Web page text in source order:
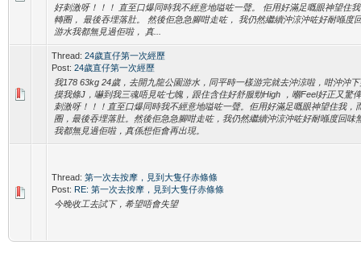
好刺激呀！！！ 直至口爆同時我不經意地嗌咗一聲。 佢用好滿足嘅眼神望住
轉圈， 最後吞埋落肚。 然後佢急急腳咁走咗， 我仍然繼續沖涼沖咗好耐喺度
游水我都無見過佢啦， 真...
Thread: 24歲直仔第一次經歷
Post: 24歲直仔第一次經歷
我178 63kg 24歲，去開九龍公園游水，同平時一樣游完就去沖涼啦，咁沖沖
摸我條J，嚇到我三魂唔見咗七魄，跟住含住好舒服勁High ，嗰Feel好正又驚
刺激呀！！！直至口爆同時我不經意地嗌咗一聲。佢用好滿足嘅眼神望住我，
圈，最後吞埋落肚。然後佢急急腳咁走咗，我仍然繼續沖涼沖咗好耐喺度回味
我都無見過佢啦，真係想佢會再出現。
Thread: 第一次去按摩，見到大隻仔赤條條
Post: RE: 第一次去按摩，見到大隻仔赤條條
今晚收工去試下，希望唔會失望